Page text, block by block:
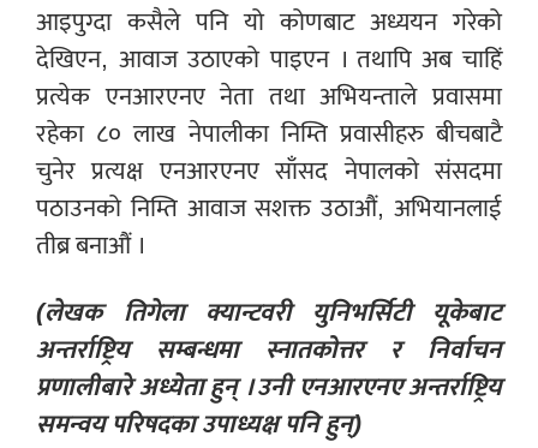
आइपुग्दा कसैले पनि यो कोणबाट अध्ययन गरेको
देखिएन, आवाज उठाएको पाइएन । तथापि अब चाहिं
प्रत्येक एनआरएनए नेता तथा अभियन्ताले प्रवासमा
रहेका ८० लाख नेपालीका निम्ति प्रवासीहरु बीचबाटै
चुनेर प्रत्यक्ष एनआरएनए साँसद नेपालको संसदमा
पठाउनको निम्ति आवाज सशक्त उठाऔं, अभियानलाई
तीब्र बनाऔं ।
(लेखक तिगेला क्यान्टवरी युनिभर्सिटी यूकेबाट
अन्तर्राष्ट्रिय सम्बन्धमा स्नातकोत्तर र निर्वाचन
प्रणालीबारे अध्येता हुन् । उनी एनआरएनए अन्तर्राष्ट्रिय
समन्वय परिषदका उपाध्यक्ष पनि हुन्)